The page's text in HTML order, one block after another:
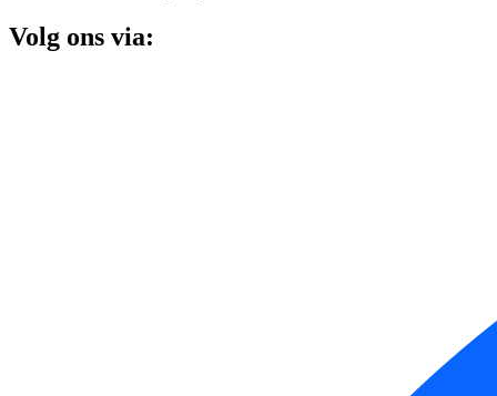
Volg ons via: